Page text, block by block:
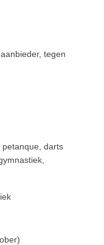
tegen
petanque, darts